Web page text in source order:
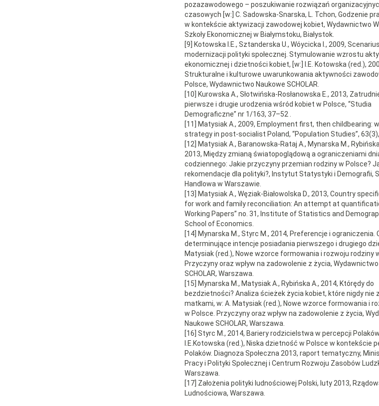
pozazawodowego – poszukiwanie rozwiązań
czasowych [w:] C. Sadowska-Snarska, L. Tchon, Godzenie
w kontekście aktywizacji zawodowej kobiet, Wydawnictwo
Szkoły Ekonomicznej w Białymstoku, Białystok.
[9] Kotowska I.E., Sztanderska U., Wóycicka I., 2009,
modernizacji polityki społecznej. Stymulowanie wzrostu
ekonomicznej i dzietności kobiet, [w:] I.E. Kotowska (red.),
Strukturalne i kulturowe uwarunkowania aktywności
Polsce, Wydawnictwo Naukowe SCHOLAR.
[10] Kurowska A., Słotwińska-Rosłanowska E., 2013,
pierwsze i drugie urodzenia wśród kobiet w Polsce, “Studia
Demograficzne” nr 1/163, 37–52 .
[11] Matysiak A., 2009, Employment first, then childbearing:
strategy in post-socialist Poland, “Population Studies”,
[12] Matysiak A., Baranowska-Rataj A., Mynarska M.,
2013, Między zmianą światopoglądową a ograniczeniami
codziennego: Jakie przyczyny przemian rodziny w Polsce?
rekomendacje dla polityki?, Instytut Statystyki i Demografii,
Handlowa w Warszawie.
[13] Matysiak A., Węziak-Białowolska D., 2013, Country
for work and family reconciliation: An attempt at
Working Papers” no. 31, Institute of Statistics and
School of Economics.
[14] Mynarska M., Styrc M., 2014, Preferencje i ograniczenia.
determinujące intencje posiadania pierwszego i drugiego
Matysiak (red.), Nowe wzorce formowania i rozwoju rodziny
Przyczyny oraz wpływ na zadowolenie z życia,
SCHOLAR, Warszawa.
[15] Mynarska M., Matysiak A., Rybińska A., 2014, Którędy do
bezdzietności? Analiza ścieżek życia kobiet, które nigdy nie
matkami, w: A. Matysiak (red.), Nowe wzorce formowania i
w Polsce. Przyczyny oraz wpływ na zadowolenie z życia,
Naukowe SCHOLAR, Warszawa.
[16] Styrc M., 2014, Bariery rodzicielstwa w percepcji
I.E.Kotowska (red.), Niska dzietność w Polsce w kontekście
Polaków. Diagnoza Społeczna 2013, raport tematyczny,
Pracy i Polityki Społecznej i Centrum Rozwoju Zasobów
Warszawa.
[17] Założenia polityki ludnościowej Polski, luty 2013,
Ludnościowa, Warszawa.